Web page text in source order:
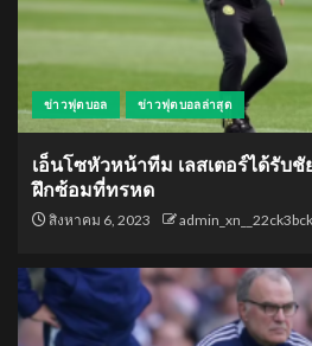
ข่าวฟุตบอล ข่าวฟุตบอลล่าสุด
เอ็นโซหัวหน้าทีม เลสเตอร์ได้รับ
ฝึกซ้อมที่ทรหด
สิงหาคม 6, 2023